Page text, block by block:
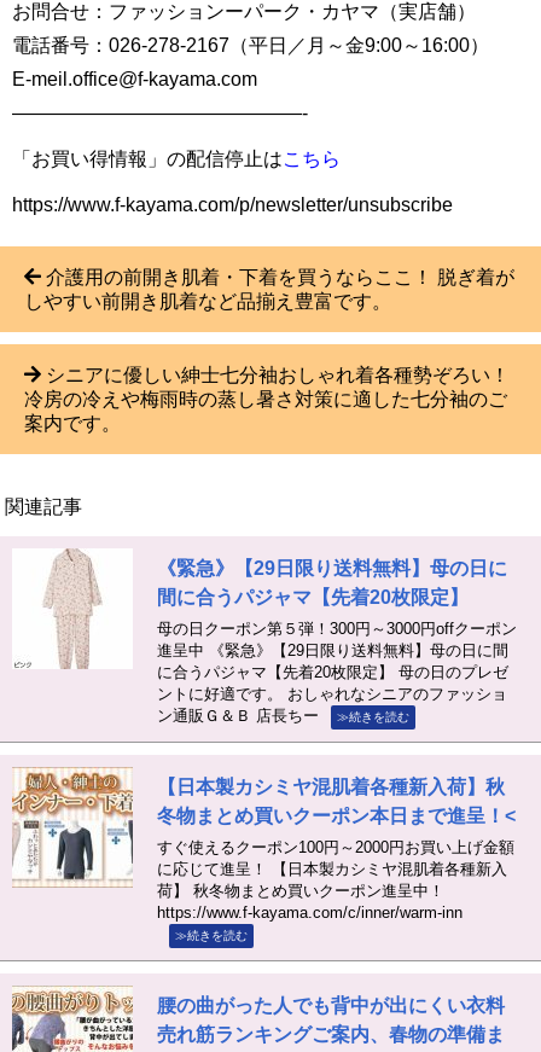
お問合せ：ファッションーパーク・カヤマ（実店舗）
電話番号：026-278-2167（平日／月～金9:00～16:00）
E-meil.office@f-kayama.com
———————————————-
「お買い得情報」の配信停止はこちら
https://www.f-kayama.com/p/newsletter/unsubscribe
介護用の前開き肌着・下着を買うならここ！ 脱ぎ着が
しやすい前開き肌着など品揃え豊富です。
シニアに優しい紳士七分袖おしゃれ着各種勢ぞろい！
冷房の冷えや梅雨時の蒸し暑さ対策に適した七分袖のご
案内です。
関連記事
《緊急》【29日限り送料無料】母の日に
間に合うパジャマ【先着20枚限定】
母の日クーポン第５弾！300円～3000円offクーポン
進呈中 《緊急》【29日限り送料無料】母の日に間
に合うパジャマ【先着20枚限定】 母の日のプレゼ
ントに好適です。 おしゃれなシニアのファッショ
ン通販Ｇ＆Ｂ 店長ちー
≫続きを読む
【日本製カシミヤ混肌着各種新入荷】秋
冬物まとめ買いクーポン本日まで進呈！<
すぐ使えるクーポン100円～2000円お買い上げ金額
に応じて進呈！ 【日本製カシミヤ混肌着各種新入
荷】 秋冬物まとめ買いクーポン進呈中！
https://www.f-kayama.com/c/inner/warm-inn
≫続きを読む
腰の曲がった人でも背中が出にくい衣料
売れ筋ランキングご案内、春物の準備ま